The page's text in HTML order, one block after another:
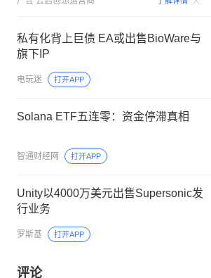
私有化背上巨债 EA或出售BioWare与
旗下IP
电玩迷 打开APP
Solana ETF五连零：资金停滞真相
智通财经网 打开APP
Unity以4000万美元出售Supersonic发
行业务
罗斯基 打开APP
评论